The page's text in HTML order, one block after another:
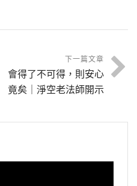
下一篇文章
會得了不可得，則安心
竟矣｜淨空老法師開示